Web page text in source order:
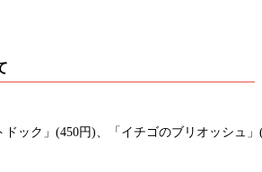
ドック」(450円)、「イチゴのブリオッシュ